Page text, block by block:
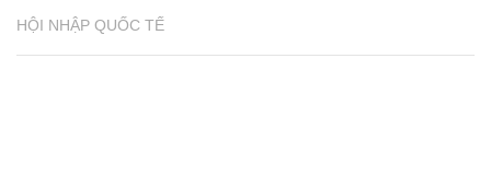
HỘI NHẬP QUỐC TẾ